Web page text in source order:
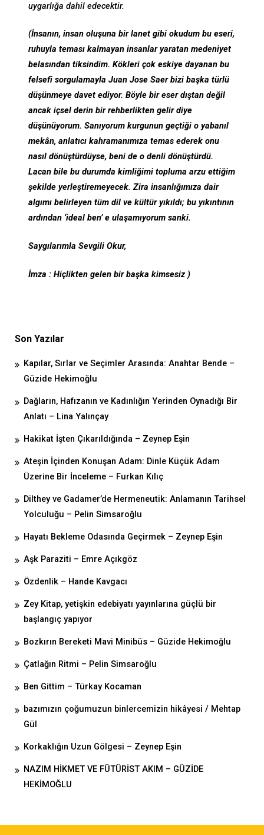
uygarlığa dahil edecektir.
(İnsanın, insan oluşuna bir lanet gibi okudum bu eseri,
ruhuyla teması kalmayan insanlar yaratan medeniyet
belasından tiksindim. Kökleri çok eskiye dayanan bu
felsefi sorgulamayla Juan Jose Saer bizi başka türlü
düşünmeye davet ediyor. Böyle bir eser dıştan değil
ancak içsel derin bir rehberlikten gelir diye
düşünüyorum. Sanıyorum kurgunun geçtiği o yabanıl
mekân, anlatıcı kahramanımıza temas ederek onu
nasıl dönüştürdüyse, beni de o denli dönüştürdü.
Lacan bile bu durumda kimliğimi topluma arzu ettiğim
şekilde yerleştiremeyecek. Zira insanlığımıza dair
algımı belirleyen tüm dil ve kültür yıkıldı; bu yıkıntının
ardından ‘ideal ben’ e ulaşamıyorum sanki.
Saygılarımla Sevgili Okur,
İmza : Hiçlikten gelen bir başka kimsesiz )
Son Yazılar
Kapılar, Sırlar ve Seçimler Arasında: Anahtar Bende –
Güzide Hekimoğlu
Dağların, Hafızanın ve Kadınlığın Yerinden Oynadığı Bir
Anlatı – Lina Yalınçay
Hakikat İşten Çıkarıldığında – Zeynep Eşin
Ateşin İçinden Konuşan Adam: Dinle Küçük Adam
Üzerine Bir İnceleme – Furkan Kılıç
Dilthey ve Gadamer’de Hermeneutik: Anlamanın Tarihsel
Yolculuğu – Pelin Simsaroğlu
Hayatı Bekleme Odasında Geçirmek – Zeynep Eşin
Aşk Paraziti – Emre Açıkgöz
Özdenlik – Hande Kavgacı
Zey Kitap, yetişkin edebiyatı yayınlarına güçlü bir
başlangıç yapıyor
Bozkırın Bereketi Mavi Minibüs – Güzide Hekimoğlu
Çatlağın Ritmi – Pelin Simsaroğlu
Ben Gittim – Türkay Kocaman
bazımızın çoğumuzun binlercemizin hikâyesi / Mehtap
Gül
Korkaklığın Uzun Gölgesi – Zeynep Eşin
NAZIM HİKMET VE FÜTÜRİST AKIM – GÜZİDE
HEKİMOĞLU